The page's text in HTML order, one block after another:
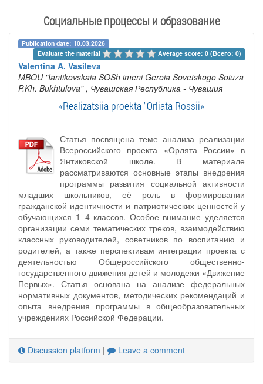
Социальные процессы и образование
Publication date: 10.03.2026
Evaluate the material
Average score: 0 (Всего: 0)
Valentina A. Vasileva
MBOU "Iantikovskaia SOSh imeni Geroia Sovetskogo Soiuza
P.Kh. Bukhtulova" , Чувашская Республика - Чувашия
«Realizatsiia proekta "Orliata Rossii»
Статья посвящена теме анализа реализации
Всероссийского проекта «Орлята России» в
Янтиковской школе. В материале
рассматриваются основные этапы внедрения
программы развития социальной активности
младших школьников, её роль в формировании
гражданской идентичности и патриотических ценностей у
обучающихся 1–4 классов. Особое внимание уделяется
организации семи тематических треков, взаимодействию
классных руководителей, советников по воспитанию и
родителей, а также перспективам интеграции проекта с
деятельностью Общероссийского общественно-
государственного движения детей и молодежи «Движение
Первых». Статья основана на анализе федеральных
нормативных документов, методических рекомендаций и
опыта внедрения программы в общеобразовательных
учреждениях Российской Федерации.
Discussion platform | Leave a comment